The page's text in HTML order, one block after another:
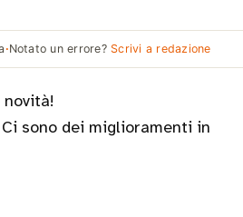
·Notato un errore? Scrivi a redazione
novità!
sono dei miglioramenti in